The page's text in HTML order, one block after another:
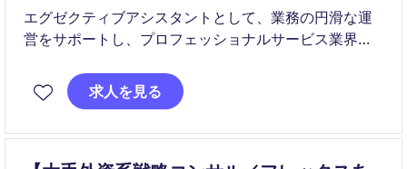
エグゼクティブアシスタントとして、業務の円滑な運
営をサポートし、プロフェッショナルサービス業界で
たコミュニケーション能力が求められます。
求人を見る